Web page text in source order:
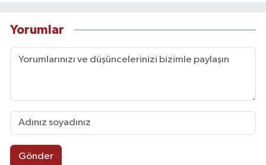
Yorumlar
Gönder